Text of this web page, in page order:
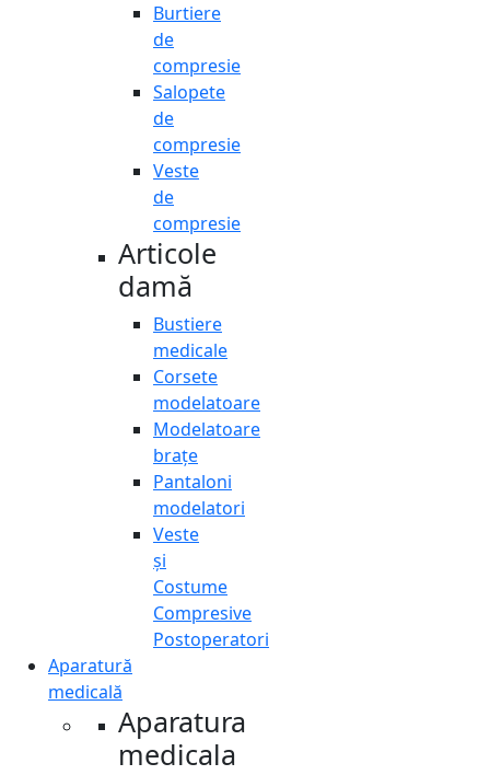
Burtiere
de
compresie
Salopete
de
compresie
Veste
de
compresie
Articole
damă
Bustiere
medicale
Corsete
modelatoare
Modelatoare
brațe
Pantaloni
modelatori
Veste
și
Costume
Compresive
Postoperatori
Aparatură
medicală
Aparatura
medicala